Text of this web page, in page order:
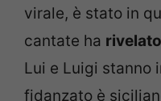
virale, è stato in
cantate ha
Lui e Luigi stanno
fidanzato è